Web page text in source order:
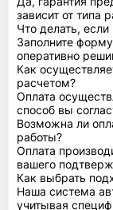
зависит от типа
Что делать,
Заполните
оперативно
Как
расчетом?
Оплата
способ вы
Возможна ли
работы?
Оплата
вашего
Как выбрать
Наша система
учитывая